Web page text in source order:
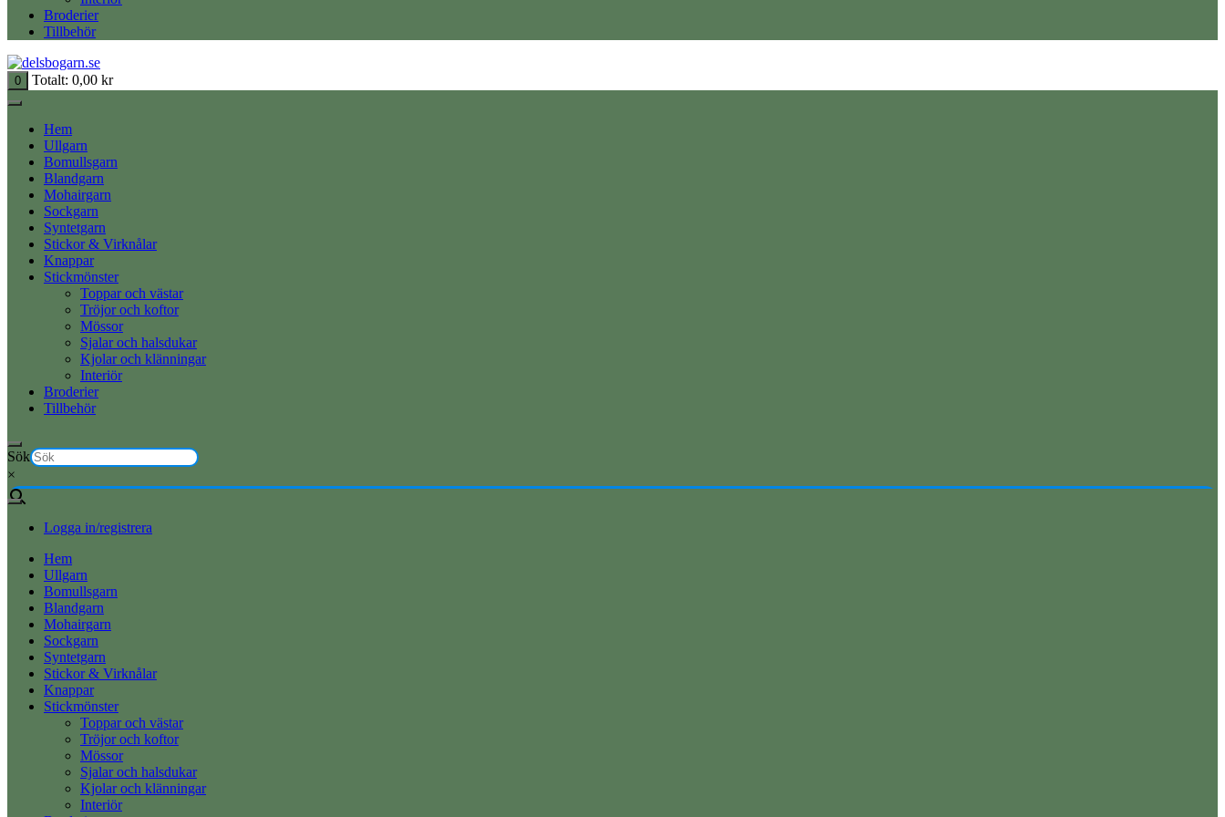
Broderier
Tillbehör
0 Totalt: 0,00 kr
Hem
Ullgarn
Bomullsgarn
Blandgarn
Mohairgarn
Sockgarn
Syntetgarn
Stickor & Virknålar
Knappar
Stickmönster
Toppar och västar
Tröjor och koftor
Mössor
Sjalar och halsdukar
Kjolar och klänningar
Interiör
Broderier
Tillbehör
Sök
×
Logga in/registrera
Hem
Ullgarn
Bomullsgarn
Blandgarn
Mohairgarn
Sockgarn
Syntetgarn
Stickor & Virknålar
Knappar
Stickmönster
Toppar och västar
Tröjor och koftor
Mössor
Sjalar och halsdukar
Kjolar och klänningar
Interiör